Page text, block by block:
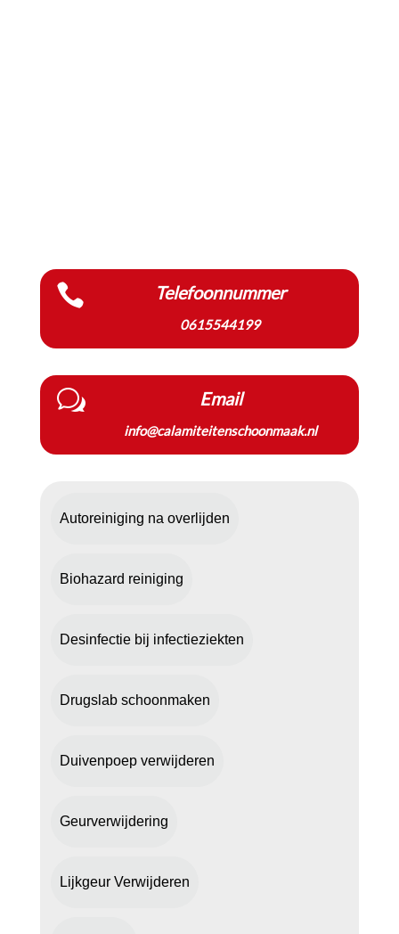
 Telefoonnummer
0615544199
w Email
info@calamiteitenschoonmaak.nl
Autoreiniging na overlijden
Biohazard reiniging
Desinfectie bij infectieziekten
Drugslab schoonmaken
Duivenpoep verwijderen
Geurverwijdering
Lijkgeur Verwijderen